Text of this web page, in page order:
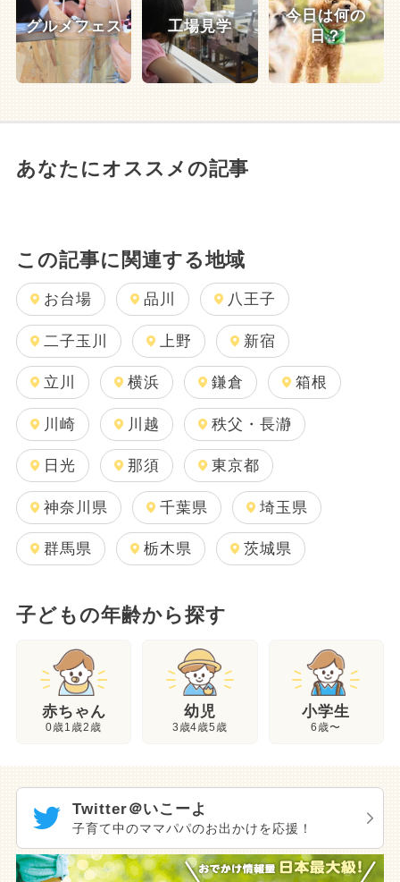
グルメフェス 工場見学
今日は何の
日？
あなたにオススメの記事
この記事に関連する地域
お台場 品川 八王子
二子玉川 上野 新宿
立川 横浜 鎌倉 箱根
川崎 川越 秩父・長瀞
日光 那須 東京都
神奈川県 千葉県 埼玉県
群馬県 栃木県 茨城県
子どもの年齢から探す
赤ちゃん
0歳1歳2歳
幼児
3歳4歳5歳
小学生
6歳〜
Twitter＠いこーよ
子育て中のママパパのお出かけを応援！